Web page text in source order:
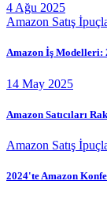
4 Ağu 2025
Amazon Satış
Amazon İş Modelleri:
14 May 2025
Amazon Satıcıları
Amazon Satış
2024'te Amazon